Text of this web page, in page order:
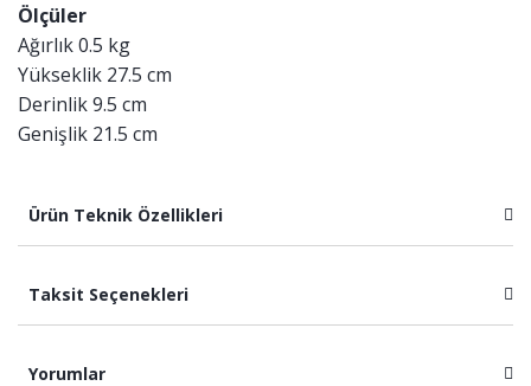
Ölçüler
Ağırlık 0.5 kg
Yükseklik 27.5 cm
Derinlik 9.5 cm
Genişlik 21.5 cm
Ürün Teknik Özellikleri
Taksit Seçenekleri
Yorumlar